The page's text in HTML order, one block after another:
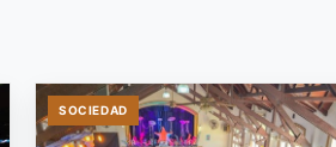
SOCIEDAD